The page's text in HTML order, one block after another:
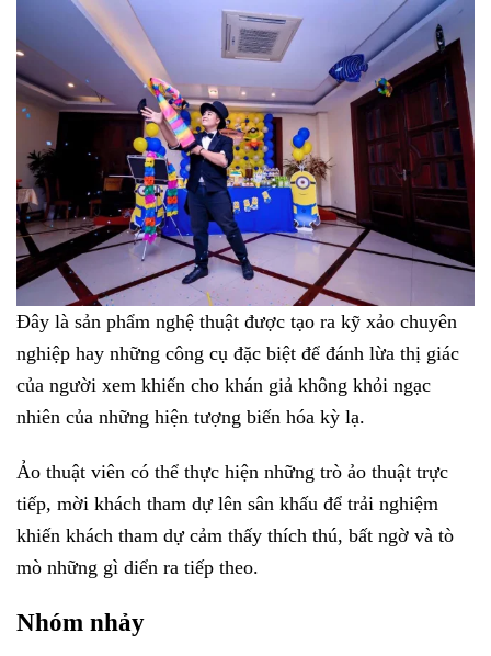
Đây là sản phẩm nghệ thuật được tạo ra kỹ xảo chuyên
nghiệp hay những công cụ đặc biệt để đánh lừa thị giác
của người xem khiến cho khán giả không khỏi ngạc
nhiên của những hiện tượng biến hóa kỳ lạ.
Ảo thuật viên có thể thực hiện những trò ảo thuật trực
tiếp, mời khách tham dự lên sân khấu để trải nghiệm
khiến khách tham dự cảm thấy thích thú, bất ngờ và tò
mò những gì diển ra tiếp theo.
Nhóm nhảy